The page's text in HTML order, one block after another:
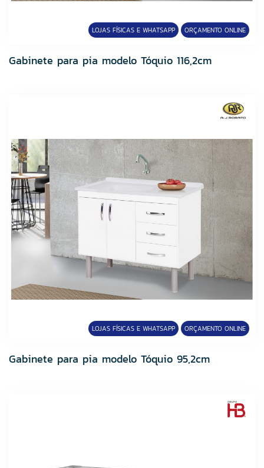
LOJAS FÍSICAS E WHATSAPP ORÇAMENTO ONLINE
Gabinete para pia modelo Tóquio 116,2cm
LOJAS FÍSICAS E WHATSAPP ORÇAMENTO ONLINE
Gabinete para pia modelo Tóquio 95,2cm